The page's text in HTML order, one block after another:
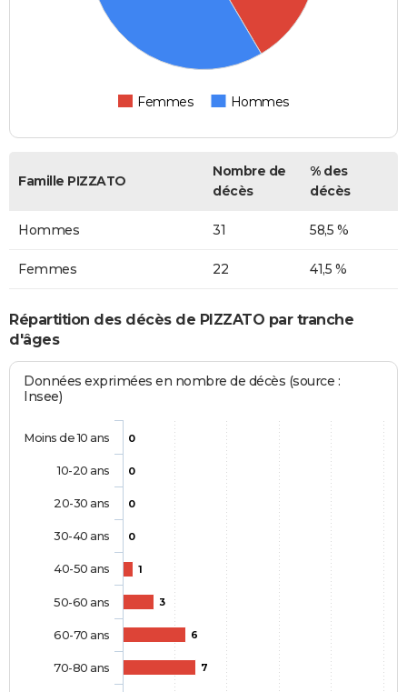
Femmes Hommes
Famille PIZZATO
Nombre de
décès
% des
décès
Hommes 31 58,5 %
Femmes 22 41,5 %
Répartition des décès de PIZZATO par tranche
d'âges
Données exprimées en nombre de décès (source :
Insee)
0
0
0
0
1
3
6
7
Moins de 10 ans
10-20 ans
20-30 ans
30-40 ans
40-50 ans
50-60 ans
60-70 ans
70-80 ans